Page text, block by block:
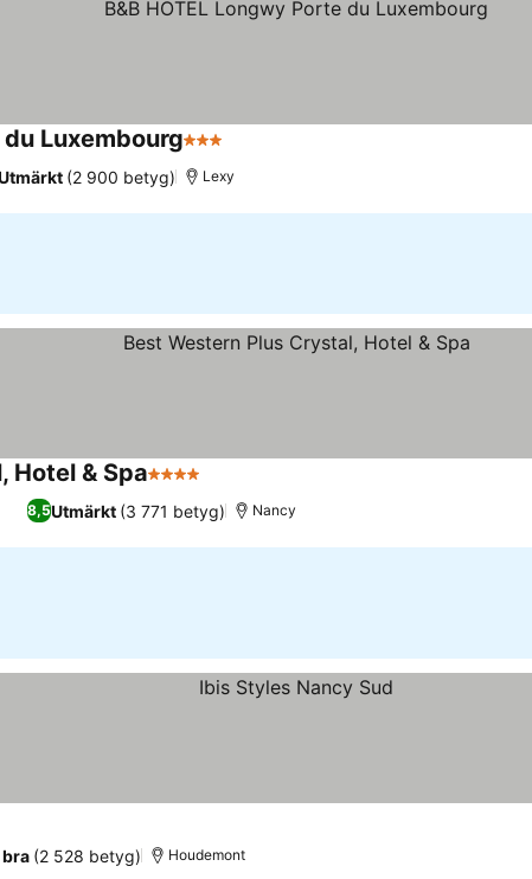
du Luxembourg3 Stjärnor
(2 900 betyg) Lexy
Hotel & Spa4 Stjärnor
8,5Utmärkt (3 771 betyg) Nancy
(2 528 betyg) Houdemont